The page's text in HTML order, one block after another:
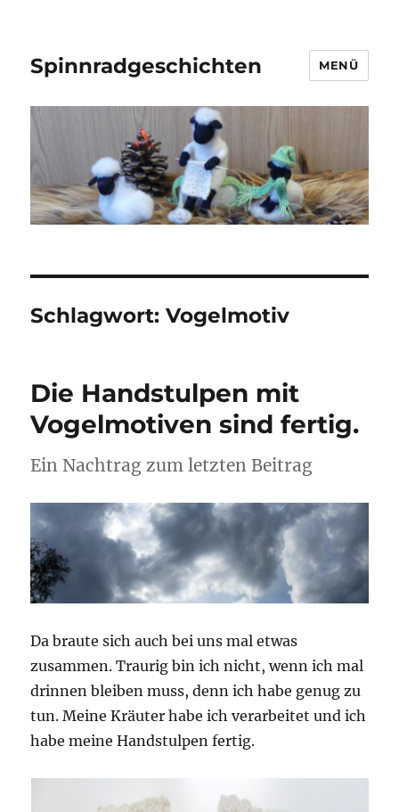
Spinnradgeschichten MENÜ
Schlagwort:Vogelmotiv
Die Handstulpen mit
Vogelmotiven sind fertig.
Ein Nachtrag zum letzten Beitrag
Da braute sich auch bei uns mal etwas
zusammen. Traurig bin ich nicht, wenn ich mal
drinnen bleiben muss, denn ich habe genug zu
tun. Meine Kräuter habe ich verarbeitet und ich
habe meine Handstulpen fertig.